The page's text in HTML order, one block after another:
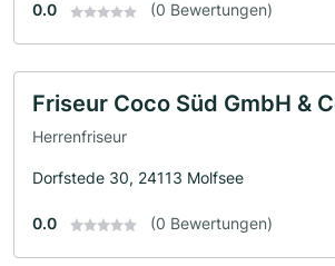
0.0 (0 Bewertungen)
Friseur Coco Süd GmbH &
Herrenfriseur
Dorfstede 30, 24113 Molfsee
0.0 (0 Bewertungen)